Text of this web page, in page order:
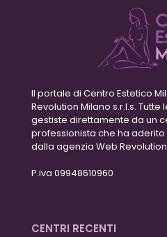
Il portale di Centro Estetico
Revolution Milano s.r.l.s.
gestiste direttamente da un
professionista che ha
dalla agenzia Web Revolution
P.iva 09948610960
CENTRI RECENTI